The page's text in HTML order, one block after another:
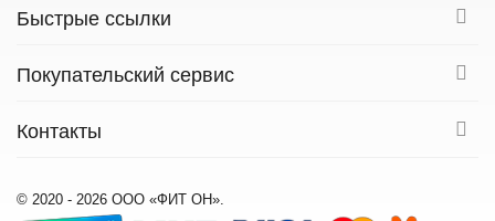
Быстрые ссылки
Покупательский сервис
Контакты
© 2020 - 2026 ООО «ФИТ ОН».